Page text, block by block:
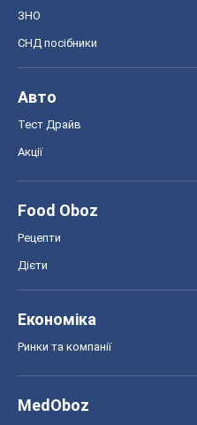
ЗНО
СНД посібники
Авто
Тест Драйв
Акції
Food Oboz
Рецепти
Дієти
Економіка
Ринки та компанії
MedOboz